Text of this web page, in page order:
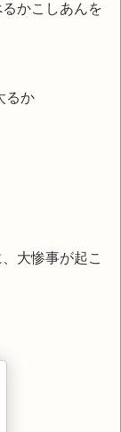
かこしあんを
るか
大惨事が起こ